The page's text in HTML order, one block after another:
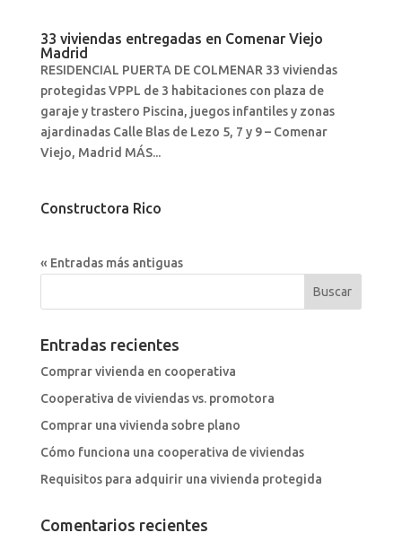
33 viviendas entregadas en Comenar Viejo
Madrid
RESIDENCIAL PUERTA DE COLMENAR 33 viviendas
protegidas VPPL de 3 habitaciones con plaza de
garaje y trastero Piscina, juegos infantiles y zonas
ajardinadas Calle Blas de Lezo 5, 7 y 9 – Comenar
Viejo, Madrid MÁS...
Constructora Rico
« Entradas más antiguas
Entradas recientes
Comprar vivienda en cooperativa
Cooperativa de viviendas vs. promotora
Comprar una vivienda sobre plano
Cómo funciona una cooperativa de viviendas
Requisitos para adquirir una vivienda protegida
Comentarios recientes